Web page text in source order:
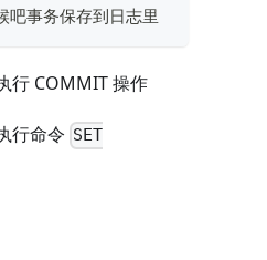
事务保存到日志里
行 COMMIT 操作
行命令 SET